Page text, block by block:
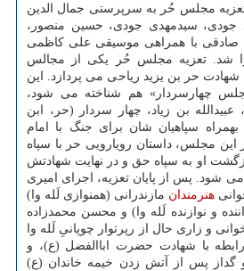
تعزیه مجلس حُر به سرپرستی جمال الدین
جودی، سیدمهدی جودی، حسین منصور،
صادقی با همراهی موسیقی علی کاظمی
شد. تعزیه مجلس حُر یکی از مجالس
حر بن یزید ریاحی می پردازد. این
چهارسردار» هم شناخته می شود،
بن زیاد، چهار سردار (حر، ابن
سپاهیان شان برای جنگ با امام
مجلس، داستان رویارویی حر با سپاه
او به سپاه حق و در نهایت شهادتش
می شود. پس از پایان تعزیه، اجرای امیری
هنرمندان مازندرانی (همنوازی لَله وا)
و نوازنده لَله وا) و محسن محمدزاده
و زاری حال از رپرتوار چوپانیِ لَله وا
با شهادت حضرت اباالفضل (ع)، و
گداز پس از آتش زدن خیمه خاندان (ع)